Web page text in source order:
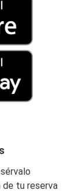
de tu reserva